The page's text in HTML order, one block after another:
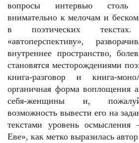
вопросы интервью столь
внимательно к мелочам и
в поэтических
«автоперспективу»,
внутреннее пространство,
становятся месторождениями
книга-разговор и книга-
органичная форма воплощения
себя-женщины и,
возможность вывести его на
текстами уровень
Еве», как метко выразилась